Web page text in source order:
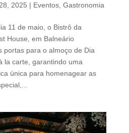
2025 | Eventos, Gastronomia
11 de maio, o Bistrô da
House, em Balneário
portas para o almoço de Dia
la carte, garantindo uma
única para homenagear as